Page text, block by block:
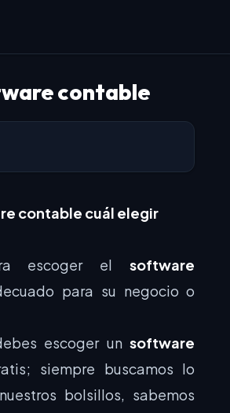
contable
contable cuál elegir
escoger elsoftware
para su negocio o
escoger unsoftware
siempre buscamos lo
bolsillos, sabemos